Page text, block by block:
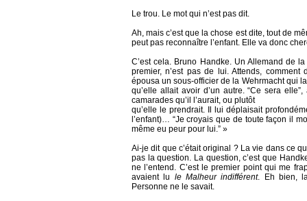
Le trou. Le mot qui n’est pas dit.
Ah, mais c’est que la chose est dite, tout de
peut pas reconnaître l’enfant. Elle va donc
C’est cela. Bruno Handke. Un Allemand de
premier, n’est pas de lui. Attends,
épousa un sous-officier de la Wehrmacht qui
qu’elle allait avoir d’un autre. “Ce sera
camarades qu’il l’aurait, ou plutôt
qu’elle le prendrait. Il lui déplaisait
l’enfant)… “Je croyais que de toute façon il
même eu peur pour lui.” »
Ai-je dit que c’était original ? La vie dans ce
pas la question. La question, c’est que
ne l’entend. C’est le premier point qui me
avaient lu le Malheur indifférent. Eh bien,
Personne ne le savait.